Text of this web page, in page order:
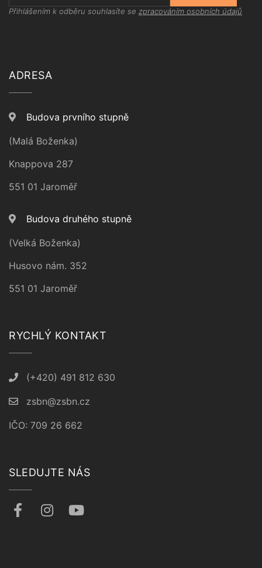
Přihlášením k odběru souhlasíte se zpracováním osobních údajů
ADRESA
Budova prvního stupně
(Malá Boženka)
Knappova 287
551 01 Jaroměř
Budova druhého stupně
(Velká Boženka)
Husovo nám. 352
551 01 Jaroměř
RYCHLÝ KONTAKT
(+420) 491 812 630
zsbn@zsbn.cz
IČO: 709 26 662
SLEDUJTE NÁS